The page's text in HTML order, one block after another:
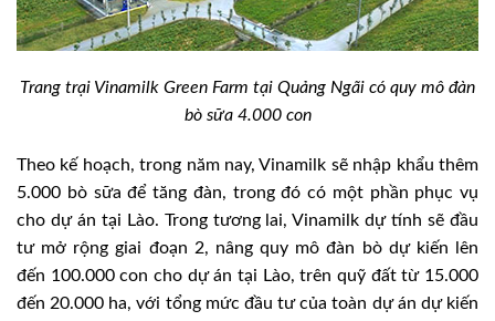
Trang trại Vinamilk Green Farm tại Quảng Ngãi có quy mô đàn
bò sữa 4.000 con
Theo kế hoạch, trong năm nay, Vinamilk sẽ nhập khẩu thêm
5.000 bò sữa để tăng đàn, trong đó có một phần phục vụ
cho dự án tại Lào. Trong tương lai, Vinamilk dự tính sẽ đầu
tư mở rộng giai đoạn 2, nâng quy mô đàn bò dự kiến lên
đến 100.000 con cho dự án tại Lào, trên quỹ đất từ 15.000
đến 20.000 ha, với tổng mức đầu tư của toàn dự án dự kiến